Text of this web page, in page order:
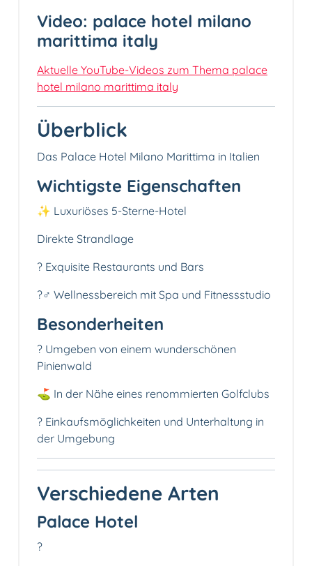
Video: palace hotel milano
marittima italy
Aktuelle YouTube-Videos zum Thema palace
hotel milano marittima italy
Überblick
Das Palace Hotel Milano Marittima in Italien
Wichtigste Eigenschaften
✨ Luxuriöses 5-Sterne-Hotel
Direkte Strandlage
?️ Exquisite Restaurants und Bars
?‍♂️ Wellnessbereich mit Spa und Fitnessstudio
Besonderheiten
? Umgeben von einem wunderschönen
Pinienwald
⛳️ In der Nähe eines renommierten Golfclubs
?️ Einkaufsmöglichkeiten und Unterhaltung in
der Umgebung
Verschiedene Arten
Palace Hotel
?